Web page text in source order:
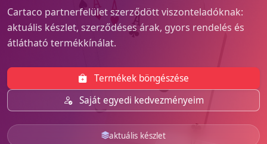
Cartaco partnerfelület szerződött viszonteladóknak:
aktuális készlet, szerződéses árak, gyors rendelés és
átlátható termékkínálat.
Termékek böngészése
Saját egyedi kedvezményeim
aktuális készlet